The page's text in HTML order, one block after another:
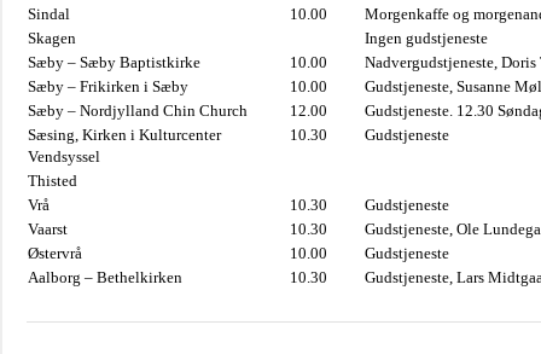
Sindal
10.00
Morgenkaffe og
Skagen
Ingen gudstjeneste
Sæby – Sæby Baptistkirke
10.00
Nadvergudstjeneste,
Sæby – Frikirken i Sæby
10.00
Gudstjeneste, Susanne
Sæby – Nordjylland Chin Church
12.00
Gudstjeneste. 12.30
Sæsing, Kirken i Kulturcenter
Vendsyssel
10.30 Gudstjeneste
Thisted
Vrå
10.30
Gudstjeneste
Vaarst
10.30
Gudstjeneste, Ole
Østervrå
10.00
Gudstjeneste
Aalborg – Bethelkirken
10.30 Gudstjeneste, Lars